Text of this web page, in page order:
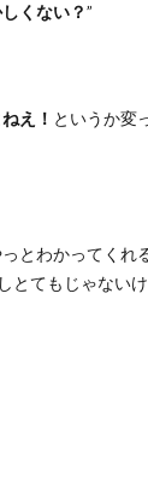
くない？”
え！ というか変
とわかってくれ
とてもじゃない